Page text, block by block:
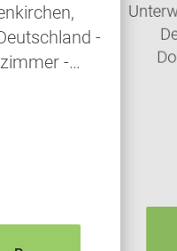
-
-